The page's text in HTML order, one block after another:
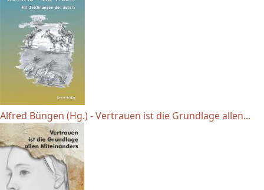
Alfred Büngen (Hg.) - Vertrauen ist die Grundlage allen...